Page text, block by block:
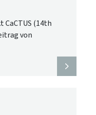
CaCTUS (14th
von